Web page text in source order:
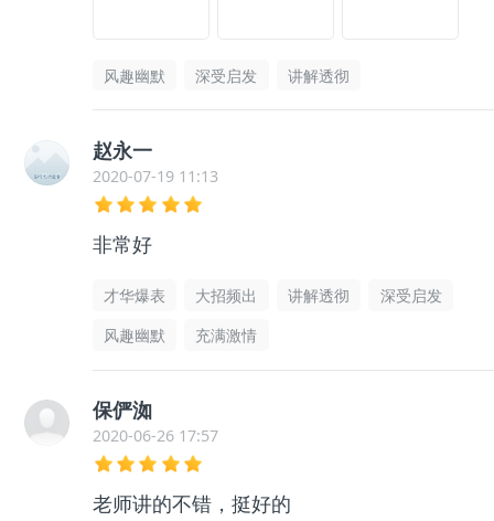
风趣幽默 深受启发 讲解透彻
赵永一
2020-07-19 11:13
非常好
才华爆表 大招频出 讲解透彻
深受启发
风趣幽默
充满激情
保俨洳
2020-06-26 17:57
老师讲的不错，挺好的